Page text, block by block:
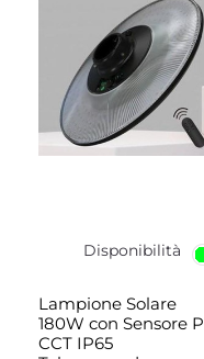
Disponibilità
Lampione Solare
180W con Sensore
CCT IP65